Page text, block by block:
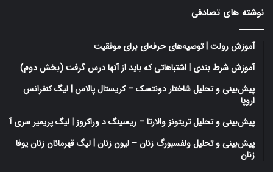
نوشته های تصادفی
آموزش رولت | توصیه‌های حرفه‌ای برای موفقیت
آموزش شرط بندی | اشتباهاتی که باید از آنها درس گرفت (بخش دوم)
پیش‌بینی و تحلیل شاختار دونتسک – کریستال پالاس | لیگ کنفرانس
اروپا
پیش‌بینی و تحلیل تریتونز والارتا – ریسینگ د وراکروز | لیگ پریمیر سری آ
پیش‌بینی و تحلیل ولفسبورگ زنان – لیون زنان | لیگ قهرمانان زنان یوفا
زنان